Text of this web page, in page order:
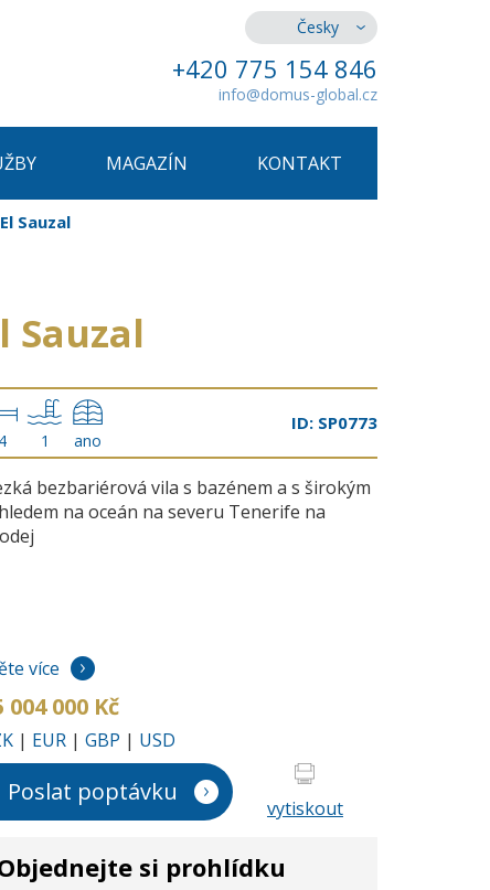
Česky
+420 775 154 846
info@domus-global.cz
MAGAZÍN KONTAKT
Sauzal
Sauzal
4 1 ano
ID: SP0773
bezbariérová vila s bazénem a s širokým
na oceán na severu Tenerife na
více
004 000 Kč
| EUR | GBP | USD
Poslat poptávku
vytiskout
si prohlídku